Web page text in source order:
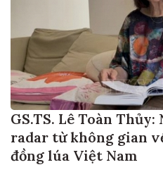
GS.TS. Lê Toàn
radar từ không gian
đồng lúa Việt Nam